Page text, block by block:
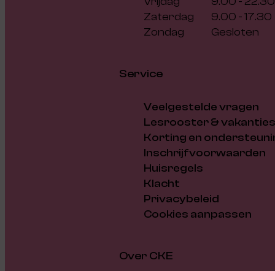
Zaterdag
9.00 - 17.30
Zondag
Gesloten
Service
Veelgestelde vragen
Lesrooster & vakanties
Korting en
Inschrijfvoorwaarden
Huisregels
Klacht
Privacybeleid
Cookies aanpassen
Over CKE